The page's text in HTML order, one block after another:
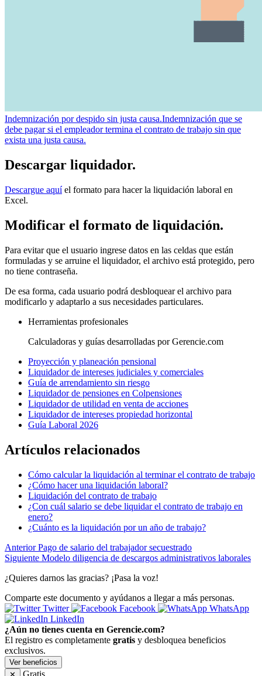
Indemnización por despido sin justa causa.Indemnización que se
debe pagar si el empleador termina el contrato de trabajo sin que
exista una justa causa.
Descargar liquidador.
Descargue aquíel formato para hacer la liquidación laboral en
Excel.
Modificar el formato de liquidación.
Para evitar que el usuario ingrese datos en las celdas que están
formuladas y se arruine el liquidador, el archivo está protegido, pero
no tiene contraseña.
De esa forma, cada usuario podrá desbloquear el archivo para
modificarlo y adaptarlo a sus necesidades particulares.
Herramientas profesionales
Calculadoras y guías desarrolladas por Gerencie.com
Proyección y planeación pensional
Liquidador de intereses judiciales y comerciales
Guía de arrendamiento sin riesgo
Liquidador de pensiones en Colpensiones
Liquidador de utilidad en venta de acciones
Liquidador de intereses propiedad horizontal
Guía Laboral 2026
Artículos relacionados
Cómo calcular la liquidación al terminar el contrato de trabajo
¿Cómo hacer una liquidación laboral?
Liquidación del contrato de trabajo
¿Con cuál salario se debe liquidar el contrato de trabajo en
enero?
¿Cuánto es la liquidación por un año de trabajo?
Anterior Pago de salario del trabajador secuestrado
Siguiente Modelo diligencia de descargos administrativos laborales
¿Quieres darnos las gracias? ¡Pasa la voz!
Comparte este documento y ayúdanos a llegar a más personas.
Twitter
Facebook
WhatsApp
LinkedIn
¿Aún no tienes cuenta en Gerencie.com?
El registro es completamente gratis y desbloquea beneficios
exclusivos.
Ver beneficios
Gratis